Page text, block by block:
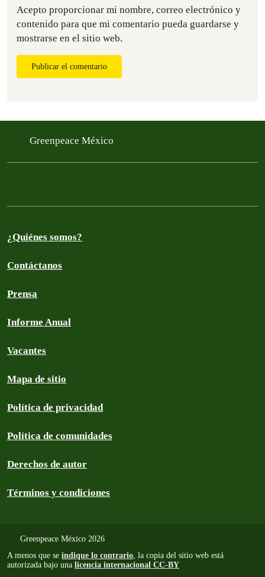
Acepto proporcionar mi nombre, correo electrónico y
contenido para que mi comentario pueda guardarse y
mostrarse en el sitio web.
Publicar el comentario
Greenpeace México
¿Quiénes somos?
Contáctanos
Prensa
Informe Anual
Vacantes
Mapa de sitio
Política de privacidad
Política de comunidades
Derechos de autor
Términos y condiciones
Greenpeace México 2026
A menos que se indique lo contrario, la copia del sitio web está
autorizada bajo una licencia internacional CC-BY